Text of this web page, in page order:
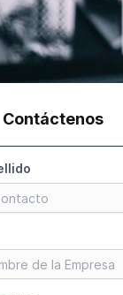
Contáctenos